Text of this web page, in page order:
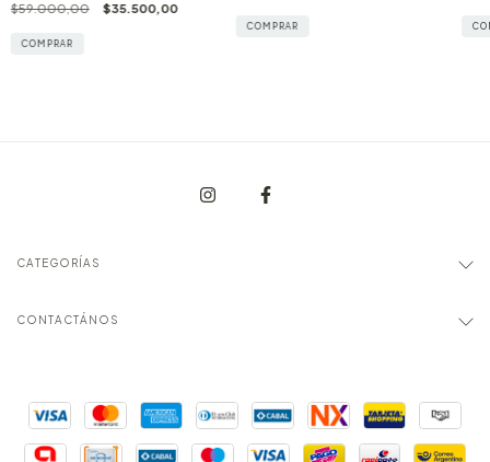
$59.000,00 $35.500,00
COMPRAR
COMPRAR
CATEGORÍAS
CONTACTÁNOS